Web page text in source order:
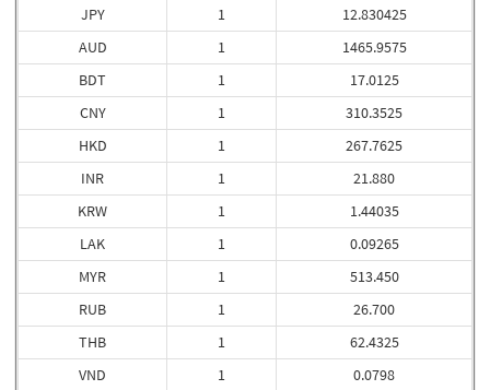
JPY
AUD
BDT
CNY
HKD
INR
KRW
LAK
MYR
RUB
THB
VND
1
1
1
1
1
1
1
1
1
1
1
1
12.830425
1465.9575
17.0125
310.3525
267.7625
21.880
1.44035
0.09265
513.450
26.700
62.4325
0.0798